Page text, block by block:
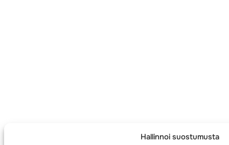
Hallinnoi suostumusta